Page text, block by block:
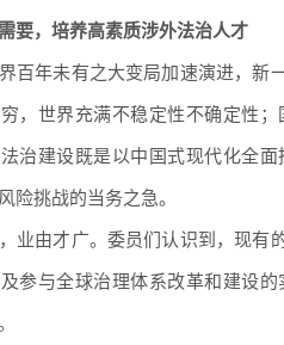
要，培养高素质涉外法治人才
百年未有之大变局加速演进，新
，世界充满不稳定性不确定性
治建设既是以中国式现代化全
险挑战的当务之急。
业由才广。委员们认识到，现有
参与全球治理体系改革和建设